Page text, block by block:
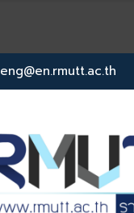
eng@en.rmutt.ac.th